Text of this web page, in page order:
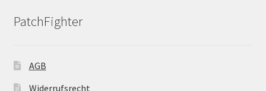
PatchFighter
AGB
Widerrufsrecht